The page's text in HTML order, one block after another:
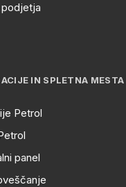
IN SPLETNA MESTA
Petrol
panel